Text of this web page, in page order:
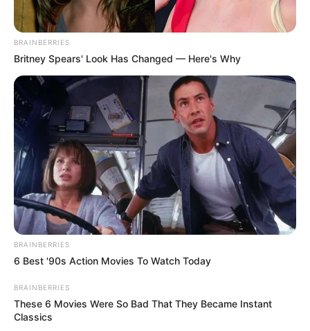
NUMEROS ASTRO QUINTE CHANCE DU JOUR
Spécial Tocard du U.E.T ELITE CIRCUIT FINALE
jeu spéculatif donc risqué…
BRAINBERRIES
Britney Spears' Look Has Changed — Here's Why
BRAINBERRIES
6 Best '90s Action Movies To Watch Today
BRAINBERRIES
These 6 Movies Were So Bad That They Became Instant
Classics